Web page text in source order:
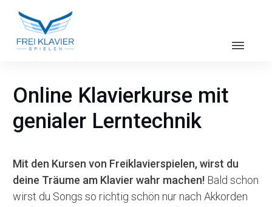
Online Klavierkurse mit
genialer Lerntechnik
Mit den Kursen von Freiklavierspielen, wirst du
deine Träume am Klavier wahr machen! Bald schon
wirst du Songs so richtig schön nur nach Akkorden